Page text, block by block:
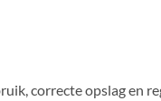
correcte opslag en